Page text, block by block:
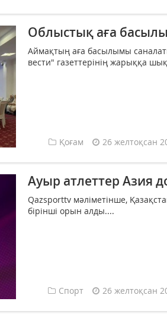
Облыстық аға
Аймақтың аға басылымы
вести" газеттерінің жарыққа
Қоғам 26 желтоқсан
Ауыр атлеттер Азия
Qazsporttv мәліметінше,
бірінші орын алды....
Спорт 26 желтоқсан